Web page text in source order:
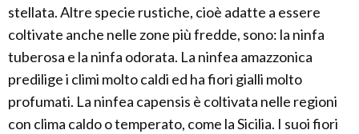
stellata. Altre specie rustiche, cioè adatte a essere
coltivate anche nelle zone più fredde, sono: la ninfa
tuberosa e la ninfa odorata. La ninfea amazzonica
predilige i climi molto caldi ed ha fiori gialli molto
profumati. La ninfea capensis è coltivata nelle regioni
con clima caldo o temperato, come la Sicilia. I suoi fiori